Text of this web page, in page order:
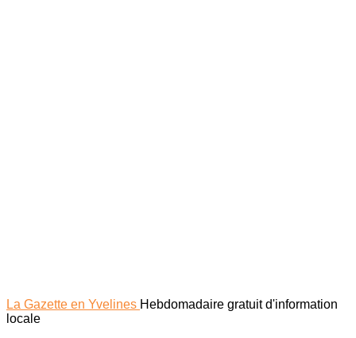
La Gazette en Yvelines Hebdomadaire gratuit d'information
locale